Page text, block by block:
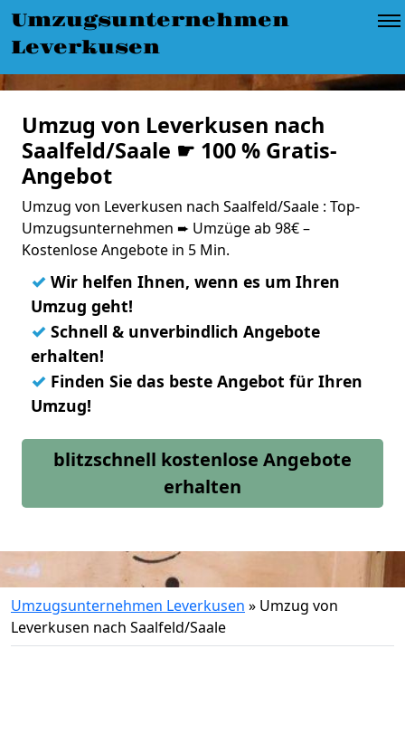
Umzugsunternehmen
Leverkusen
Umzug von Leverkusen nach
Saalfeld/Saale ☛ 100 % Gratis-
Angebot
Umzug von Leverkusen nach Saalfeld/Saale : Top-
Umzugsunternehmen ➨ Umzüge ab 98€ –
Kostenlose Angebote in 5 Min.
✓ Wir helfen Ihnen, wenn es um Ihren
Umzug geht!
✓ Schnell & unverbindlich Angebote
erhalten!
✓ Finden Sie das beste Angebot für Ihren
Umzug!
blitzschnell kostenlose Angebote
erhalten
Umzugsunternehmen Leverkusen » Umzug von
Leverkusen nach Saalfeld/Saale